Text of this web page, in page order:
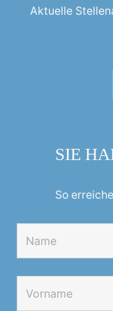
Aktuelle
SIE
So